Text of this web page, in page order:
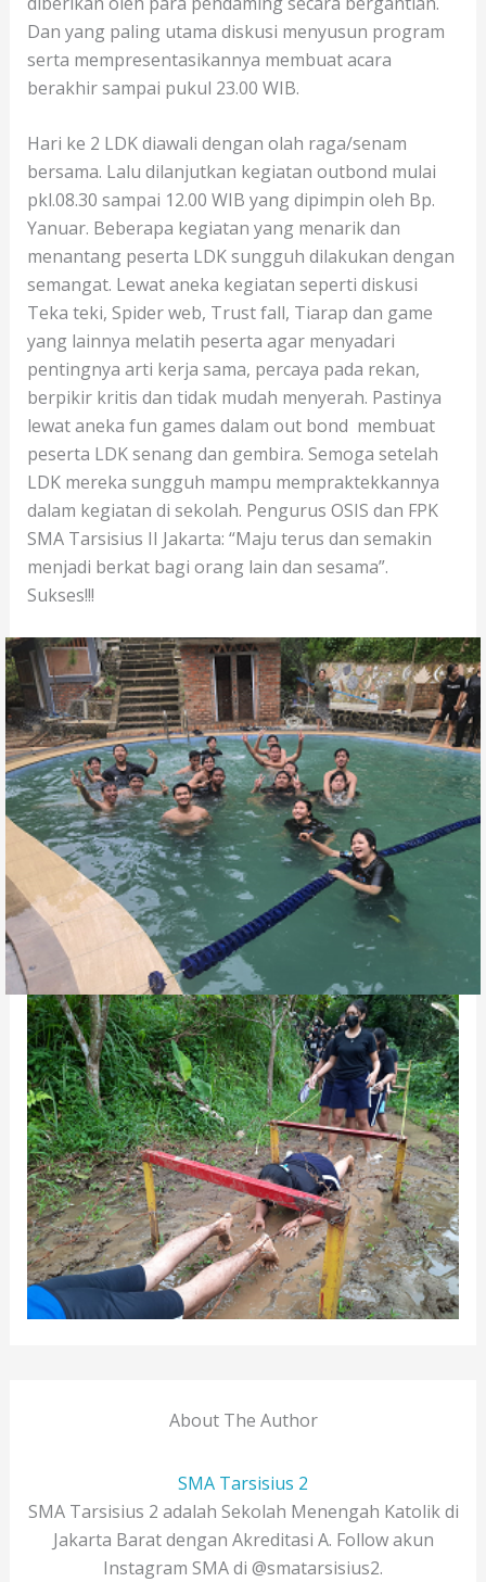
Dan yang paling utama diskusi menyusun program
serta mempresentasikannya membuat acara
berakhir sampai pukul 23.00 WIB.
Hari ke 2 LDK diawali dengan olah raga/senam
bersama. Lalu dilanjutkan kegiatan outbond mulai
pkl.08.30 sampai 12.00 WIB yang dipimpin oleh Bp.
Yanuar. Beberapa kegiatan yang menarik dan
menantang peserta LDK sungguh dilakukan dengan
semangat. Lewat aneka kegiatan seperti diskusi
Teka teki, Spider web, Trust fall, Tiarap dan game
yang lainnya melatih peserta agar menyadari
pentingnya arti kerja sama, percaya pada rekan,
berpikir kritis dan tidak mudah menyerah. Pastinya
lewat aneka fun games dalam out bond membuat
peserta LDK senang dan gembira. Semoga setelah
LDK mereka sungguh mampu mempraktekkannya
dalam kegiatan di sekolah. Pengurus OSIS dan FPK
SMA Tarsisius II Jakarta: “Maju terus dan semakin
menjadi berkat bagi orang lain dan sesama”.
Sukses!!!
About The Author
SMA Tarsisius 2
SMA Tarsisius 2 adalah Sekolah Menengah Katolik di
Jakarta Barat dengan Akreditasi A. Follow akun
Instagram SMA di @smatarsisius2.